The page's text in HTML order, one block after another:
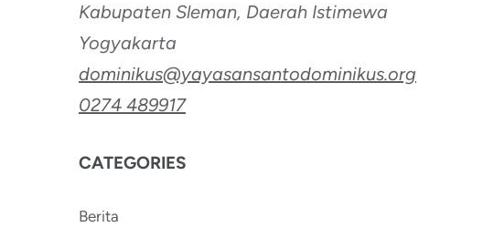
Kabupaten Sleman, Daerah Istimewa
Yogyakarta
dominikus@yayasansantodominikus.org
0274 489917
CATEGORIES
Berita